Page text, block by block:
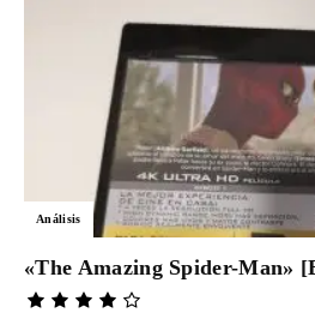
Análisis
«The Amazing Spider-Man»